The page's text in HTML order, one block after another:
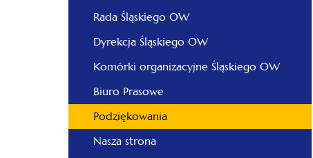
Rada Śląskiego OW
Dyrekcja Śląskiego OW
Komórki organizacyjne Śląskiego OW
Biuro Prasowe
Podziękowania
Nasza strona